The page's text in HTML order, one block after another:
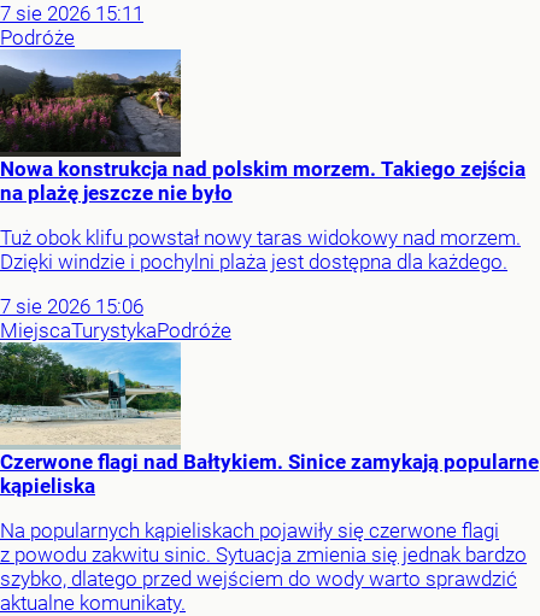
7 sie 2026 15:11
Podróże
Nowa konstrukcja nad polskim morzem. Takiego zejścia
na plażę jeszcze nie było
Tuż obok klifu powstał nowy taras widokowy nad morzem.
Dzięki windzie i pochylni plaża jest dostępna dla każdego.
7 sie 2026 15:06
MiejscaTurystykaPodróże
Czerwone flagi nad Bałtykiem. Sinice zamykają popularne
kąpieliska
Na popularnych kąpieliskach pojawiły się czerwone flagi
z powodu zakwitu sinic. Sytuacja zmienia się jednak bardzo
szybko, dlatego przed wejściem do wody warto sprawdzić
aktualne komunikaty.